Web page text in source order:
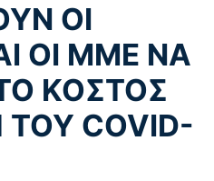
ΟΙ
ΟΙ ΜΜΕ ΝΑ
ΚΟΣΤΟΣ
COVID-